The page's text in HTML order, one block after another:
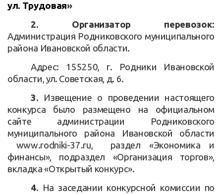
ул. Трудовая»
2. Организатор перевозок:
Администрация Родниковского муниципального
района Ивановской области.
Адрес: 155250, г. Родники Ивановской
области, ул. Советская, д. 6.
3. Извещение о проведении настоящего
конкурса было размещено на официальном
сайте администрации Родниковского
муниципального района Ивановской области
www.rodniki-37.ru, раздел «Экономика и
финансы», подраздел «Организация торгов»,
вкладка «Открытый конкурс».
4. На заседании конкурсной комиссии по